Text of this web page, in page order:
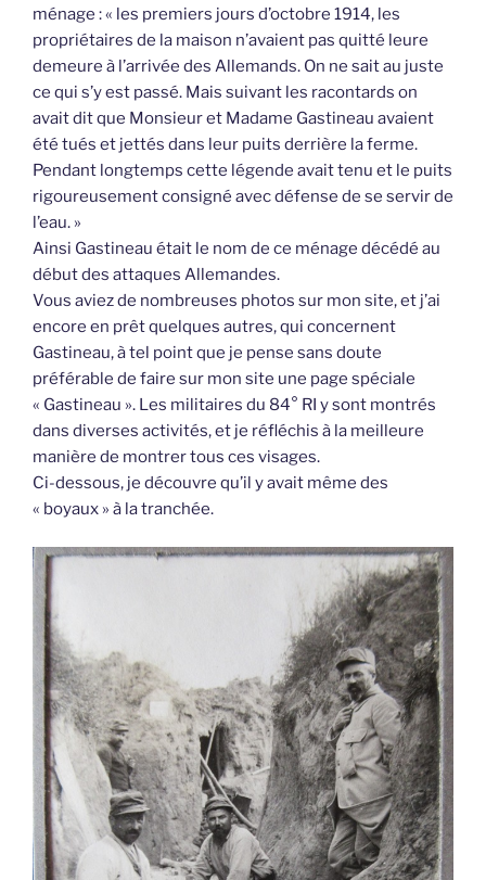
ménage : « les premiers jours d’octobre 1914, les
propriétaires de la maison n’avaient pas quitté leure
demeure à l’arrivée des Allemands. On ne sait au juste
ce qui s’y est passé. Mais suivant les racontards on
avait dit que Monsieur et Madame Gastineau avaient
été tués et jettés dans leur puits derrière la ferme.
Pendant longtemps cette légende avait tenu et le puits
rigoureusement consigné avec défense de se servir de
l’eau. »
Ainsi Gastineau était le nom de ce ménage décédé au
début des attaques Allemandes.
Vous aviez de nombreuses photos sur mon site, et j’ai
encore en prêt quelques autres, qui concernent
Gastineau, à tel point que je pense sans doute
préférable de faire sur mon site une page spéciale
« Gastineau ». Les militaires du 84° RI y sont montrés
dans diverses activités, et je réfléchis à la meilleure
manière de montrer tous ces visages.
Ci-dessous, je découvre qu’il y avait même des
« boyaux » à la tranchée.